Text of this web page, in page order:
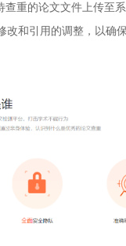
查重的论文文件上传
改和引用的调整，以